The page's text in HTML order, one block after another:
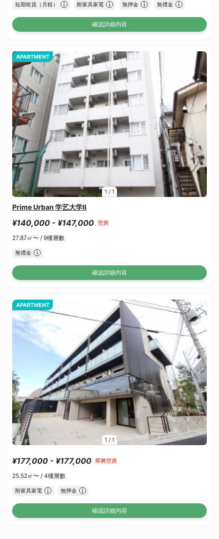
短期租賃（月租） 附家具家電 無押金 無禮金
確認詳細內容
1 / 1
APARTMENT
Prime Urban 学艺大学Ⅱ
¥140,000 - ¥147,000 空房
27.87㎡〜 / 9樓層數
無禮金
確認詳細內容
1 / 1
APARTMENT
¥177,000 - ¥177,000 即將空房
25.52㎡〜 / 4樓層數
附家具家電 無押金
確認詳細內容